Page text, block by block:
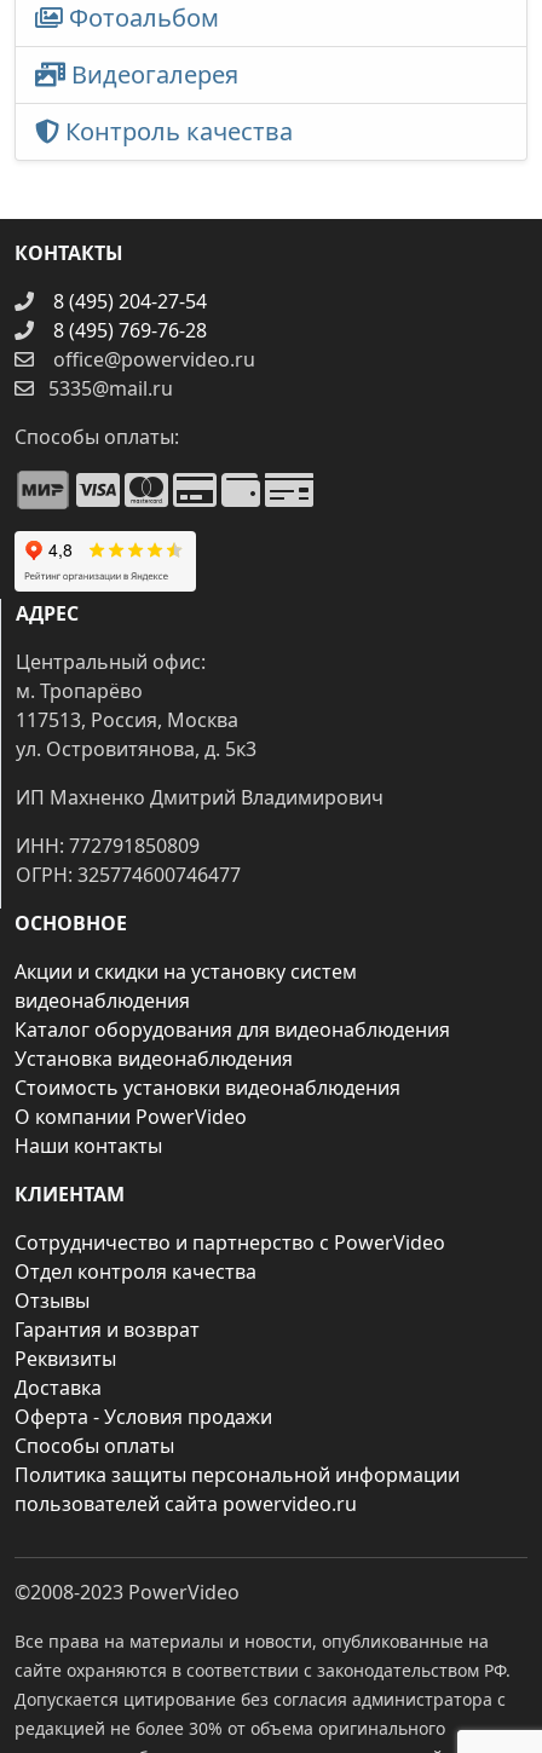
Фотоальбом
Видеогалерея
Контроль качества
КОНТАКТЫ
8 (495) 204-27-54
8 (495) 769-76-28
office@powervideo.ru
5335@mail.ru
Способы оплаты:
АДРЕС
Центральный офис:
м. Тропарёво
117513, Россия, Москва
ул. Островитянова, д. 5к3
ИП Махненко Дмитрий Владимирович
ИНН: 772791850809
ОГРН: 325774600746477
ОСНОВНОЕ
Акции и скидки на установку систем
видеонаблюдения
Каталог оборудования для видеонаблюдения
Установка видеонаблюдения
Стоимость установки видеонаблюдения
О компании PowerVideo
Наши контакты
КЛИЕНТАМ
Сотрудничество и партнерство с PowerVideo
Отдел контроля качества
Отзывы
Гарантия и возврат
Реквизиты
Доставка
Оферта - Условия продажи
Способы оплаты
Политика защиты персональной информации
пользователей сайта powervideo.ru
©2008-2023 PowerVideo
Все права на материалы и новости, опубликованные на
сайте охраняются в соответствии с законодательством РФ.
Допускается цитирование без согласия администратора с
редакцией не более 30% от объема оригинального